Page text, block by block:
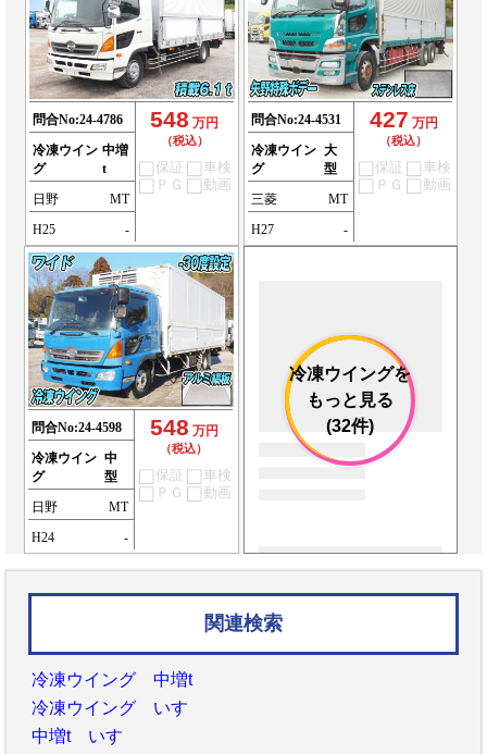
問合No:24-4786
冷凍ウイン
グ
中増
t
日野
MT
H25
-
548 万円
（税込）
保証
車検
ＰＧ
動画
問合No:24-4531
冷凍ウイン
グ
大
型
三菱
MT
H27
-
427 万円
（税込）
保証
車検
ＰＧ
動画
問合No:24-4598
冷凍ウイン
グ
中
型
日野
MT
H24
-
548 万円
（税込）
保証
車検
ＰＧ
動画
冷凍ウイングを
もっと見る
(32件)
関連検索
冷凍ウイング 中増t
冷凍ウイング いすゞ
中増t いすゞ